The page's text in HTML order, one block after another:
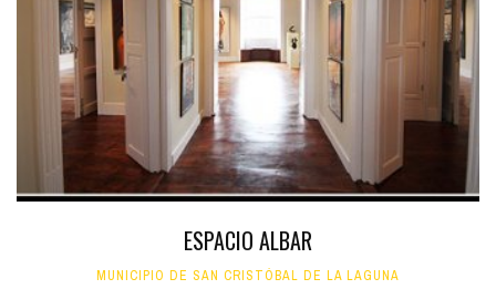
ESPACIO ALBAR
MUNICIPIO DE SAN CRISTÓBAL DE LA LAGUNA